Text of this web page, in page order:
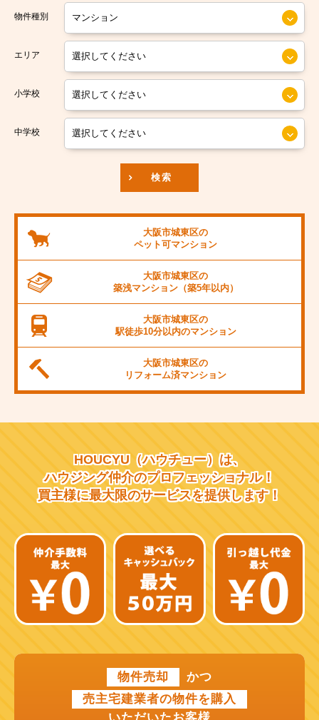
大阪市住之江区
大阪市平野区
大阪市北区
大阪市中央区
大阪市営今里筋線
大阪市営堺筋線
南海本線
南海汐見橋線
京阪本線
JR阪和線
JR桜島線
阪堺電軌上町線
東海道新幹線
阪急千里線
JR片町線
近鉄南大阪線
京阪中之島線
近鉄難波線
近鉄けいはんな線
物件種別
エリア
小学校
中学校
検索
大阪市城東区の
ペット可マンション
大阪市城東区の
築浅マンション（築5年以内）
大阪市城東区の
駅徒歩10分以内のマンション
大阪市城東区の
リフォーム済マンション
HOUCYU（ハウチュー）は、
ハウジング仲介のプロフェッショナル！
買主様に最大限のサービスを提供します！
物件売却
かつ
売主宅建業者の物件を購入